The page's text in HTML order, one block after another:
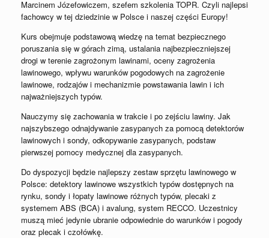
Marcinem Józefowiczem, szefem szkolenia TOPR. Czyli najlepsi
fachowcy w tej dziedzinie w Polsce i naszej części Europy!
Kurs obejmuje podstawową wiedzę na temat bezpiecznego
poruszania się w górach zimą, ustalania najbezpieczniejszej
drogi w terenie zagrożonym lawinami, oceny zagrożenia
lawinowego, wpływu warunków pogodowych na zagrożenie
lawinowe, rodzajów i mechanizmie powstawania lawin i ich
najważniejszych typów.
Nauczymy się zachowania w trakcie i po zejściu lawiny. Jak
najszybszego odnajdywanie zasypanych za pomocą detektorów
lawinowych i sondy, odkopywanie zasypanych, podstaw
pierwszej pomocy medycznej dla zasypanych.
Do dyspozycji będzie najlepszy zestaw sprzętu lawinowego w
Polsce: detektory lawinowe wszystkich typów dostępnych na
rynku, sondy i łopaty lawinowe różnych typów, plecaki z
systemem ABS (BCA) i avalung, system RECCO. Uczestnicy
muszą mieć jedynie ubranie odpowiednie do warunków i pogody
oraz plecak i czołówkę.